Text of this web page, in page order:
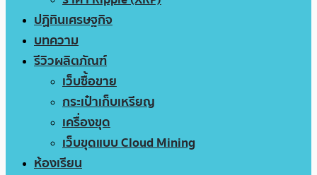
ปฏิทินเศรษฐกิจ
บทความ
รีวิวผลิตภัณฑ์
เว็บซื้อขาย
กระเป๋าเก็บเหรียญ
เครื่องขุด
เว็บขุดแบบ Cloud Mining
ห้องเรียน